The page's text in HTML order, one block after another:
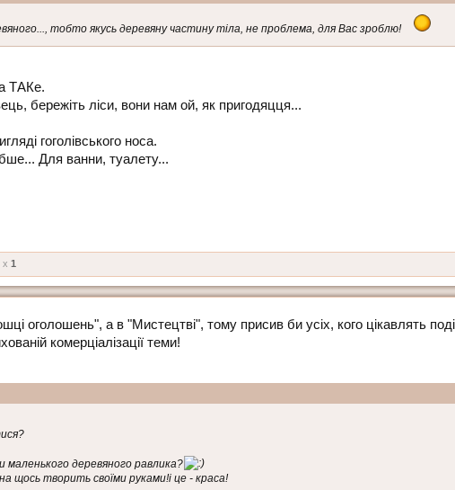
тобто якусь деревяну частину тіла, не проблема, для Вас зроблю!
ТАКе.
бережіть ліси, вони нам ой, як пригодяцця...
гоголівського носа.
Для ванни, туалету...
x 1
оголошень", а в "Мистецтві", тому присив би усіх, кого цікавлять
комерціалізації теми!
маленького деревяного равлика?
щось творить своїми руками!і це - краса!